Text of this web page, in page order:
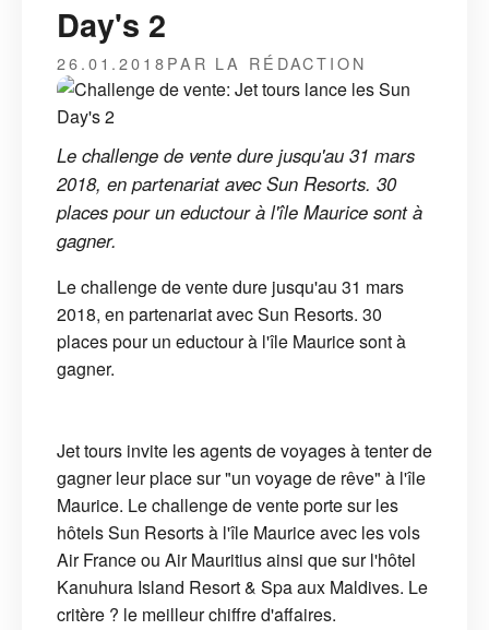
Day's 2
26.01.2018PAR LA RÉDACTION
Le challenge de vente dure jusqu'au 31 mars
2018, en partenariat avec Sun Resorts. 30
places pour un eductour à l'île Maurice sont à
gagner.
Le challenge de vente dure jusqu'au 31 mars
2018, en partenariat avec Sun Resorts. 30
places pour un eductour à l'île Maurice sont à
gagner.
Jet tours invite les agents de voyages à tenter de
gagner leur place sur "un voyage de rêve" à l'île
Maurice. Le challenge de vente porte sur les
hôtels Sun Resorts à l'île Maurice avec les vols
Air France ou Air Mauritius ainsi que sur l'hôtel
Kanuhura Island Resort & Spa aux Maldives. Le
critère ? le meilleur chiffre d'affaires.